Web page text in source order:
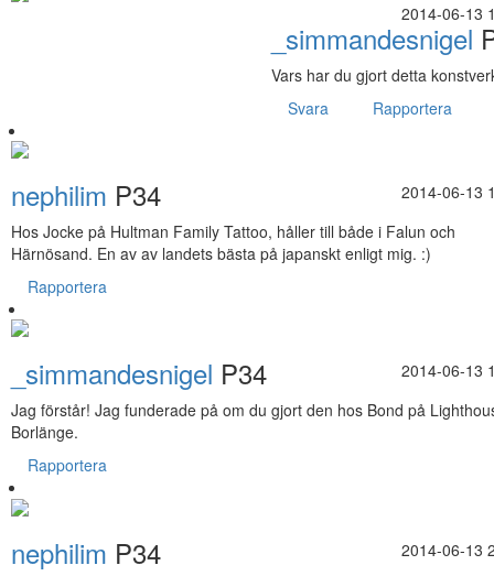
2014-06-13
_simmandesnigel
Vars har du gjort detta
Svara
Rapportera
2014-06-13
nephilim P34
Hos Jocke på Hultman Family Tattoo, håller till både i Falun och
Härnösand. En av av landets bästa på japanskt enligt mig. :)
Rapportera
2014-06-13
_simmandesnigel P34
Jag förstår! Jag funderade på om du gjort den hos Bond på
Borlänge.
Rapportera
2014-06-13
nephilim P34